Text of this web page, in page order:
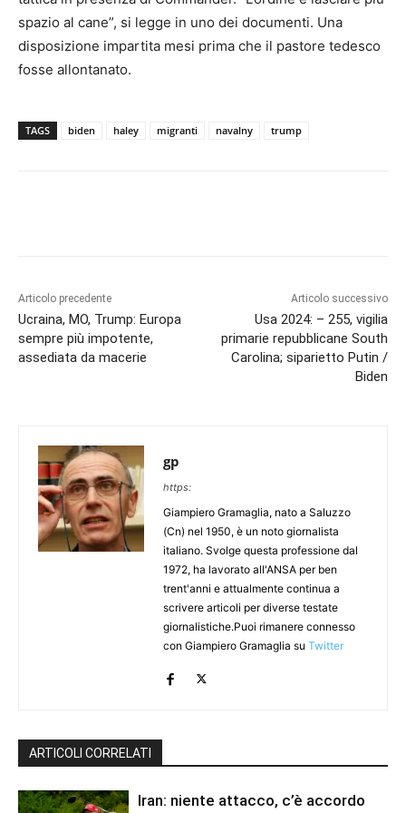
spazio al cane”, si legge in uno dei documenti. Una
disposizione impartita mesi prima che il pastore tedesco
fosse allontanato.
TAGS biden haley migranti navalny trump
Articolo precedente
Ucraina, MO, Trump: Europa
sempre più impotente,
assediata da macerie
Articolo successivo
Usa 2024: – 255, vigilia
primarie repubblicane South
Carolina; siparietto Putin /
Biden
gp
https:
Giampiero Gramaglia, nato a Saluzzo
(Cn) nel 1950, è un noto giornalista
italiano. Svolge questa professione dal
1972, ha lavorato all'ANSA per ben
trent'anni e attualmente continua a
scrivere articoli per diverse testate
giornalistiche.Puoi rimanere connesso
con Giampiero Gramaglia su Twitter
ARTICOLI CORRELATI
Iran: niente attacco, c’è accordo